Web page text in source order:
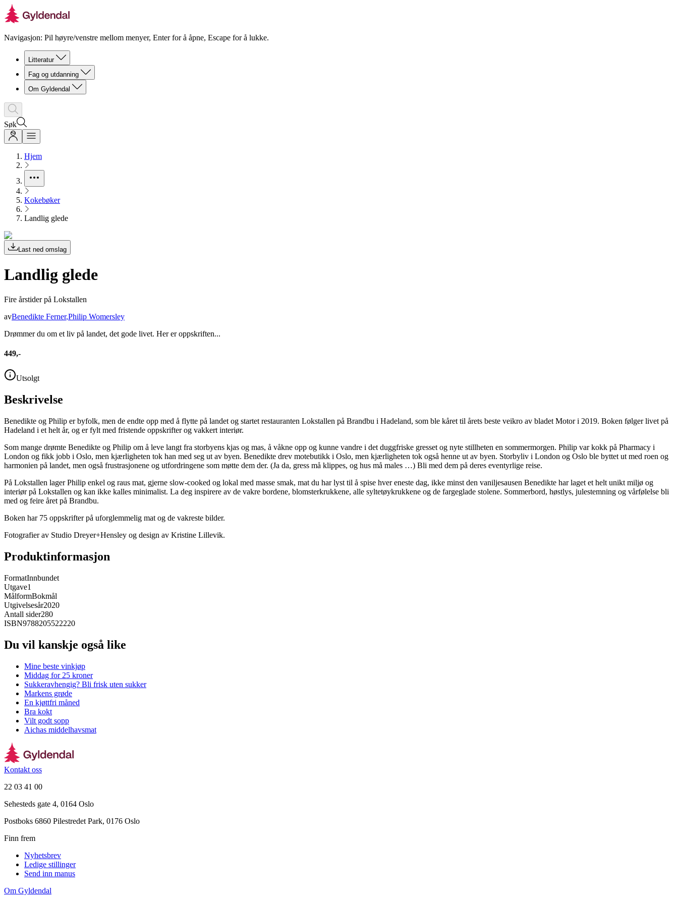
Navigasjon: Pil høyre/venstre mellom menyer, Enter for å åpne, Escape for å lukke.
Litteratur
Fag og utdanning
Om Gyldendal
Søk
Hjem
Kokebøker
Landlig glede
Last ned omslag
Landlig glede
Fire årstider på Lokstallen
avBenedikte Ferner,Philip Womersley
Drømmer du om et liv på landet, det gode livet. Her er oppskriften...
449,-
Utsolgt
Beskrivelse
Benedikte og Philip er byfolk, men de endte opp med å flytte på landet og startet restauranten Lokstallen på Brandbu i Hadeland, som ble kåret til årets beste veikro av bladet Motor i 2019. Boken følger livet på
Hadeland i et helt år, og er fylt med fristende oppskrifter og vakkert interiør.
Som mange drømte Benedikte og Philip om å leve langt fra storbyens kjas og mas, å våkne opp og kunne vandre i det duggfriske gresset og nyte stillheten en sommermorgen. Philip var kokk på Pharmacy i
London og fikk jobb i Oslo, men kjærligheten tok han med seg ut av byen. Benedikte drev motebutikk i Oslo, men kjærligheten tok også henne ut av byen. Storbyliv i London og Oslo ble byttet ut med roen og
harmonien på landet, men også frustrasjonene og utfordringene som møtte dem der. (Ja da, gress må klippes, og hus må males …) Bli med dem på deres eventyrlige reise.
På Lokstallen lager Philip enkel og raus mat, gjerne slow-cooked og lokal med masse smak, mat du har lyst til å spise hver eneste dag, ikke minst den vaniljesausen Benedikte har laget et helt unikt miljø og
interiør på Lokstallen og kan ikke kalles minimalist. La deg inspirere av de vakre bordene, blomsterkrukkene, alle syltetøykrukkene og de fargeglade stolene. Sommerbord, høstlys, julestemning og vårfølelse bli
med og feire året på Brandbu.
Boken har 75 oppskrifter på uforglemmelig mat og de vakreste bilder.
Fotografier av Studio Dreyer+Hensley og design av Kristine Lillevik.
Produktinformasjon
FormatInnbundet
Utgave1
MålformBokmål
Utgivelsesår2020
Antall sider280
ISBN9788205522220
Du vil kanskje også like
Mine beste vinkjøp
Middag for 25 kroner
Sukkeravhengig? Bli frisk uten sukker
Markens grøde
En kjøttfri måned
Bra kokt
Vilt godt sopp
Aichas middelhavsmat
Kontakt oss
22 03 41 00
Sehesteds gate 4, 0164 Oslo
Postboks 6860 Pilestredet Park, 0176 Oslo
Finn frem
Nyhetsbrev
Ledige stillinger
Send inn manus
Om Gyldendal